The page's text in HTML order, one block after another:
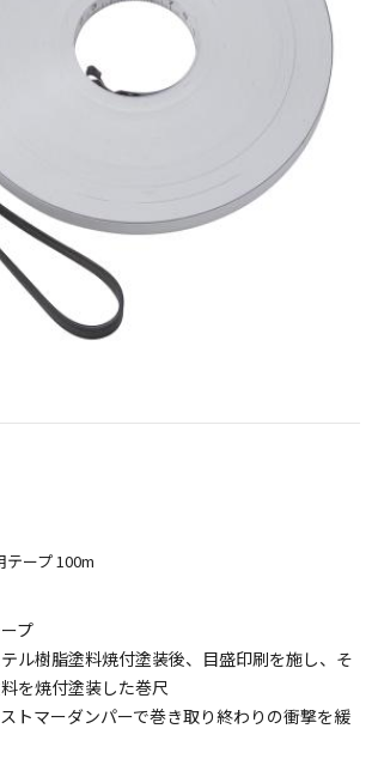
ープ 100m
プ
ル樹脂塗料焼付塗装後、目盛印刷を施し、そ
を焼付塗装した巻尺
トマーダンパーで巻き取り終わりの衝撃を緩